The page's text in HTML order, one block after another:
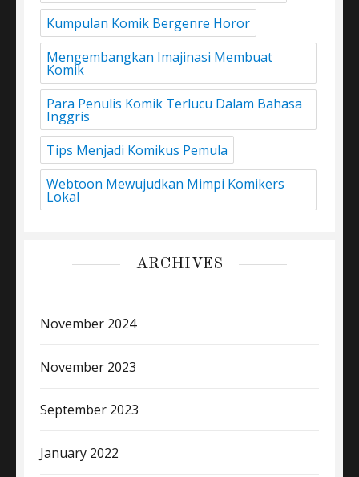
Kumpulan Komik Bergenre Horor
Mengembangkan Imajinasi Membuat
Komik
Para Penulis Komik Terlucu Dalam Bahasa
Inggris
Tips Menjadi Komikus Pemula
Webtoon Mewujudkan Mimpi Komikers
Lokal
ARCHIVES
November 2024
November 2023
September 2023
January 2022